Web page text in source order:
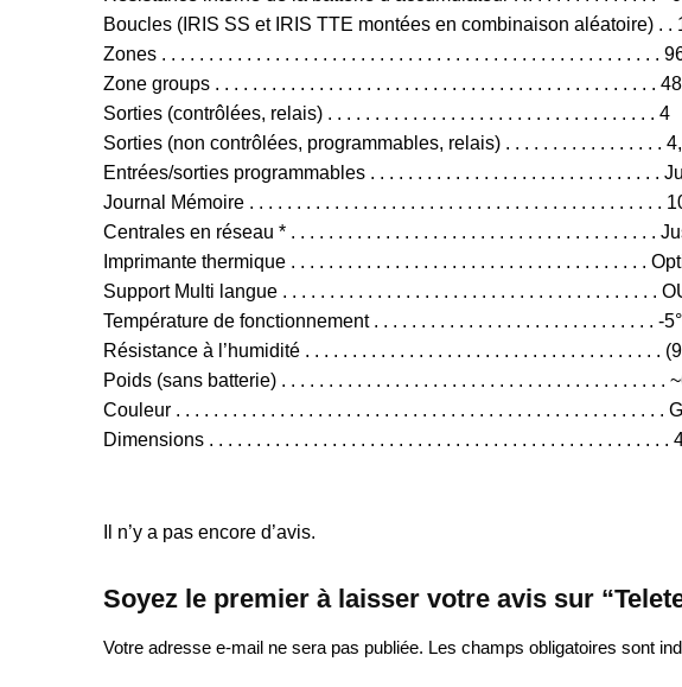
Boucles (IRIS SS et IRIS TTE montées en combinaison aléatoire) . .
Zones . . . . . . . . . . . . . . . . . . . . . . . . . . . . . . . . . . . . . . . . . . . . . . . . . . . . .
Zone groups . . . . . . . . . . . . . . . . . . . . . . . . . . . . . . . . . . . . . . . . . . . . . . . 48
Sorties (contrôlées, relais) . . . . . . . . . . . . . . . . . . . . . . . . . . . . . . . . . . . 4
Sorties (non contrôlées, programmables, relais) . . . . . . . . . . . . . . . . .
Entrées/sorties programmables . . . . . . . . . . . . . . . . . . . . . . . . . . . . . . .
Journal Mémoire . . . . . . . . . . . . . . . . . . . . . . . . . . . . . . . . . . . . . . . . . . . .
Centrales en réseau * . . . . . . . . . . . . . . . . . . . . . . . . . . . . . . . . . . . . . . .
Imprimante thermique . . . . . . . . . . . . . . . . . . . . . . . . . . . . . . . . . . . . . .
Support Multi langue . . . . . . . . . . . . . . . . . . . . . . . . . . . . . . . . . . . . . . . .
Température de fonctionnement . . . . . . . . . . . . . . . . . . . . . . . . . . . . . . -
Résistance à l’humidité . . . . . . . . . . . . . . . . . . . . . . . . . . . . . . . . . . . . . .
Poids (sans batterie) . . . . . . . . . . . . . . . . . . . . . . . . . . . . . . . . . . . . . . . . .
Couleur . . . . . . . . . . . . . . . . . . . . . . . . . . . . . . . . . . . . . . . . . . . . . . . . . . . .
Dimensions . . . . . . . . . . . . . . . . . . . . . . . . . . . . . . . . . . . . . . . . . . . . . . . .
Il n’y a pas encore d’avis.
Soyez le premier à laisser votre avis sur
Votre adresse e-mail ne sera pas publiée. Les champs obligatoires sont